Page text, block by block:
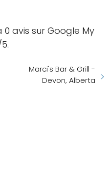
0 avis sur Google My
Marci's Bar & Grill -
Devon, Alberta